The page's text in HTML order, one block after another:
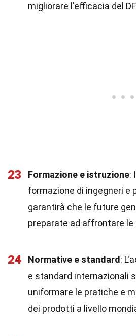
migliorare l'efficacia del
23 Formazione e istruzione:
formazione di ingegneri e
garantirà che le future
preparate ad affrontare
24 Normative e standard :
e standard internazionali
uniformare le pratiche e
dei prodotti a livello